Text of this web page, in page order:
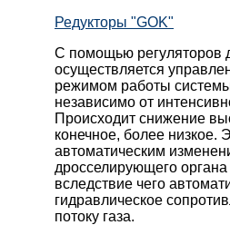
Редукторы "GOK"
С помощью регуляторов
осуществляется
режимом работы
независимо от
Происходит снижение
конечное, более низкое.
автоматическим
дросселирующего органа
вследствие чего
гидравлическое
потоку газа.